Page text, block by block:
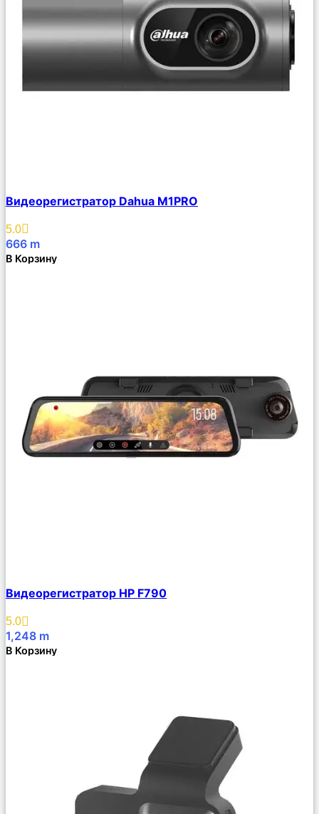
Описание
Избранное
Видеорегистратор Dahua M1PRO
5.0
666 m
В Корзину
Описание
Избранное
Видеорегистратор HP F790
5.0
1,248 m
В Корзину